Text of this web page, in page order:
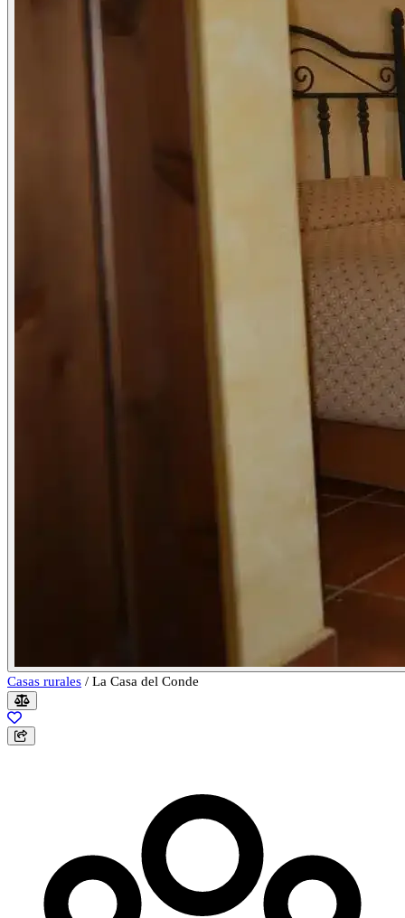
Casas rurales / La Casa del Conde